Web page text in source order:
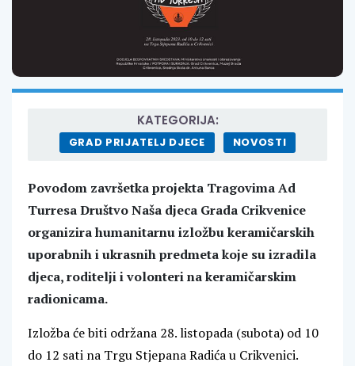
KATEGORIJA:
GRAD PRIJATELJ DJECE NOVOSTI
Povodom završetka projekta Tragovima Ad
Turresa Društvo Naša djeca Grada Crikvenice
organizira humanitarnu izložbu keramičarskih
uporabnih i ukrasnih predmeta koje su izradila
djeca, roditelji i volonteri na keramičarskim
radionicama.
Izložba će biti održana 28. listopada (subota) od 10
do 12 sati na Trgu Stjepana Radića u Crikvenici.